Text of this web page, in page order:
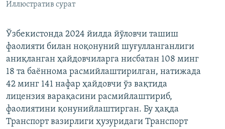
Иллюстратив сурат
Ўзбекистонда 2024 йилда йўловчи ташиш
фаолияти билан ноқонуний шуғулланганлиги
аниқланган ҳайдовчиларга нисбатан 108 минг
18 та баённома расмийлаштирилган, натижада
42 минг 141 нафар ҳайдовчи ўз вақтида
лицензия варақасини расмийлаштириб,
фаолиятини қонунийлаштирган. Бу ҳақда
Транспорт вазирлиги ҳузуридаги Транспорт